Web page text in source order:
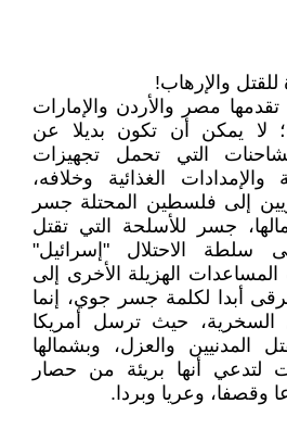
والإرهاب!
تقدمها مصر والأردن والإمارات
لا يمكن أن تكون بديلا عن
التي تحمل تجهيزات
والإمدادات الغذائية وخلافه،
إلى فلسطين المحتلة جسر
جسر للأسلحة التي تقتل
سلطة الاحتلال "إسرائيل"
الهزيلة الأخرى إلى
أبدا لكلمة جسر جوي، إنما
حيث ترسل أمريكا
المدنيين والعزل، وبشمالها
لتدعي أنها بريئة من حصار
وقصفا، وعريا وبردا.